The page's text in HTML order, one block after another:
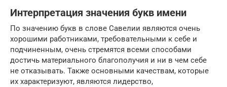
Интерпретация значения букв имени
По значению букв в слове Савелии являются очень
хорошими работниками, требовательными к себе и
подчиненным, очень стремятся всеми способами
достичь материального благополучия и ни в чем себе
не отказывать. Также основными качествам, которые
их характеризуют, являются лидерство,